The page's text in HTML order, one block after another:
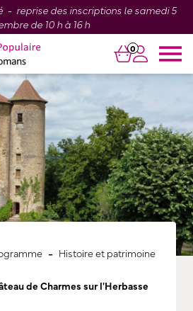
- reprise des inscriptions le samedi 5
de 10 h à 16 h
0
- Histoire et patrimoine
de Charmes sur l'Herbasse